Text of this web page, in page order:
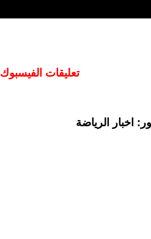
تعليقات الفيسبوك
اخبار الرياضة